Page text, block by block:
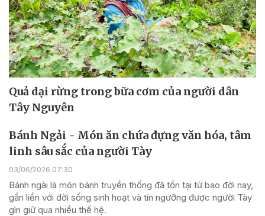
Quả dại rừng trong bữa cơm của người dân
Tây Nguyên
Bánh Ngải - Món ăn chứa đựng văn hóa, tâm
linh sâu sắc của người Tày
03/06/2026 07:30
Bánh ngải là món bánh truyền thống đã tồn tại từ bao đời nay,
gắn liền với đời sống sinh hoạt và tín ngưỡng được người Tày
gìn giữ qua nhiều thế hệ.